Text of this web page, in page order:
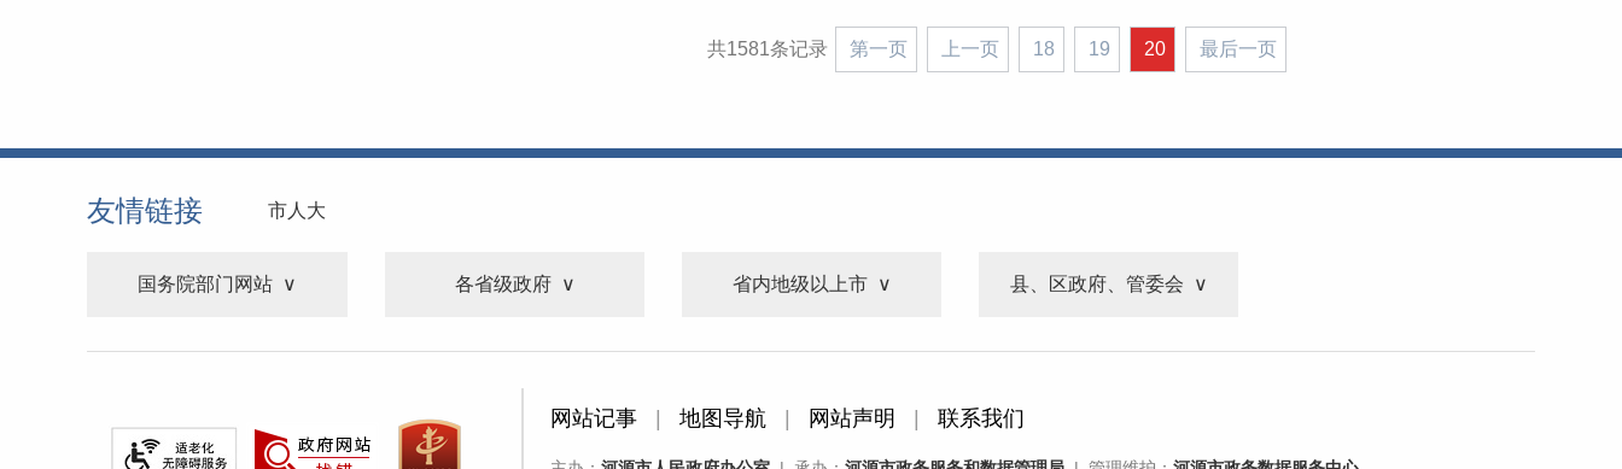
共1581条记录 第一页 上一页 18 19 20 最后一页
友情链接 市人大
国务院部门网站 各省级政府 省内地级以上市 县、区政府、管委会
网站记事 地图导航 网站声明 联系我们